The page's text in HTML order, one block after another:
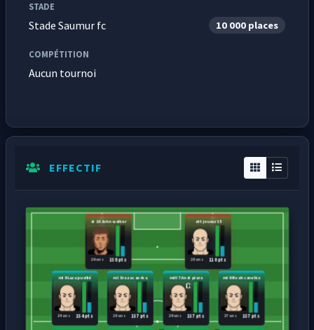
STADE
Stade Saumur fc 10 000 places
COMPÉTITION
Aucun tournoi
EFFECTIF
ml 9 Luca puvilié
154 pts
24 ans
ml 8 razac zorka
157 pts
28 ans
mill 7 Anat piara
157 pts
29 ans
ml 6 Noah canelka
157 pts
27 ans
at 10 John walker
158 pts
26 ans
att joueur15
110 pts
28 ans